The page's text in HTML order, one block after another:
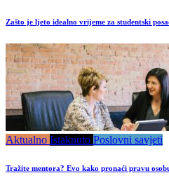
Zašto je ljeto idealno vrijeme za studentski
Aktualno Istaknuto Poslovni savjeti
Tražite mentora? Evo kako pronaći pravu